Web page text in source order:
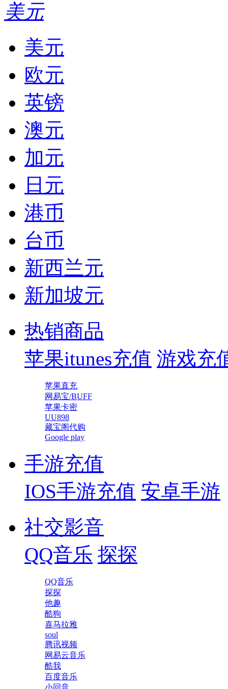
美元
美元
欧元
英镑
澳元
加元
日元
港币
台币
新西兰元
新加坡元
热销商品
苹果itunes充值 游戏充
苹果直充
网易宝/BUFF
苹果卡密
UU898
藏宝阁代购
Google play
手游充值
IOS手游充值 安卓手游
社交影音
QQ音乐 探探
QQ音乐
探探
他趣
酷狗
喜马拉雅
soul
腾讯视频
网易云音乐
酷我
百度音乐
小回音